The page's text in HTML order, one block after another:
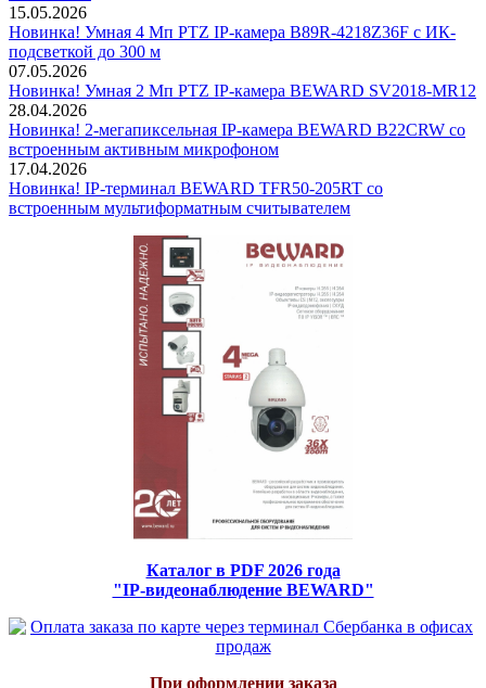
15.05.2026
Новинка! Умная 4 Мп PTZ IP-камера B89R-4218Z36F с ИК-
подсветкой до 300 м
07.05.2026
Новинка! Умная 2 Мп PTZ IP-камера BEWARD SV2018-MR12
28.04.2026
Новинка! 2-мегапиксельная IP-камера BEWARD B22CRW со
встроенным активным микрофоном
17.04.2026
Новинка! IP-терминал BEWARD TFR50-205RT со
встроенным мультиформатным считывателем
Каталог в PDF 2026 года
"IP-видеонаблюдение BEWARD"
При оформлении заказа